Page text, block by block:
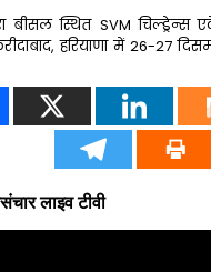
स्थित SVM चिल्ड्रेन्स
हरियाणा में 26-27
लाइव टीवी